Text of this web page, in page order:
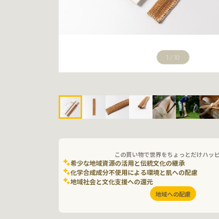
1 / 10
この買い物で世界をちょっとだけハッ
希少な地域資源の活用と伝統文化の継承
化学合成成分不使用による環境と肌への配慮
地域社会と文化支援への還元
地域への配慮